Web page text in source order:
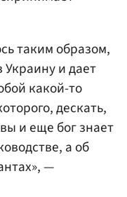
таким образом,
Украину и дает
какой-то
дескать,
и еще бог знает
а об
—